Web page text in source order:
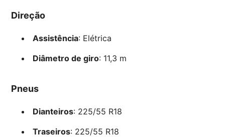
Direção
Assistência: Elétrica
Diâmetro de giro: 11,3 m
Pneus
Dianteiros: 225/55 R18
Traseiros: 225/55 R18